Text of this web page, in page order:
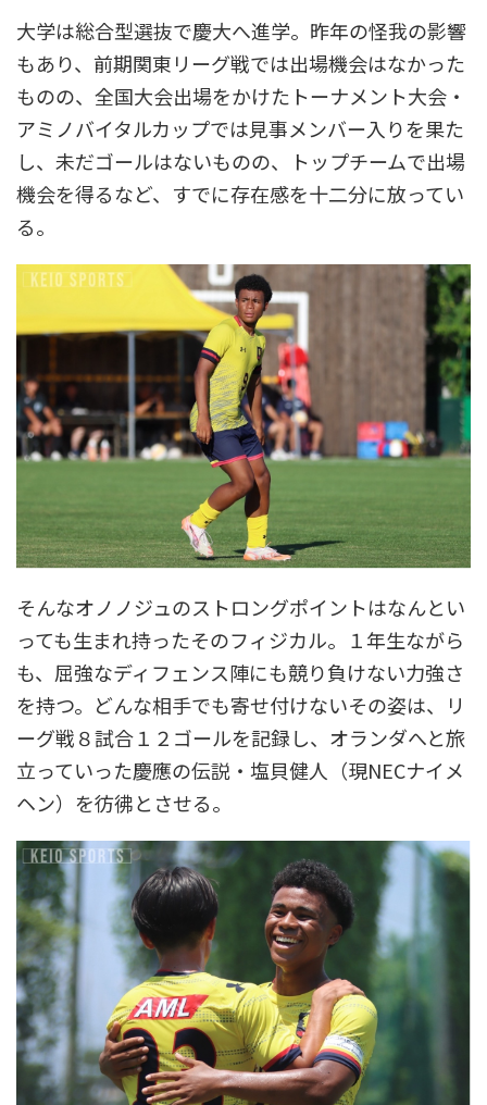
大学は総合型選抜で慶大へ進学。昨年の怪我の影響
もあり、前期関東リーグ戦では出場機会はなかった
ものの、全国大会出場をかけたトーナメント大会・
アミノバイタルカップでは見事メンバー入りを果た
し、未だゴールはないものの、トップチームで出場
機会を得るなど、すでに存在感を十二分に放ってい
る。
そんなオノノジュのストロングポイントはなんとい
っても生まれ持ったそのフィジカル。１年生ながら
も、屈強なディフェンス陣にも競り負けない力強さ
を持つ。どんな相手でも寄せ付けないその姿は、リ
ーグ戦８試合１２ゴールを記録し、オランダへと旅
立っていった慶應の伝説・塩貝健人（現NECナイメ
ヘン）を彷彿とさせる。